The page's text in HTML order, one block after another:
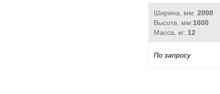
Ширина, мм: 2000
Высота, мм:1600
Масса, кг: 12
По запросу